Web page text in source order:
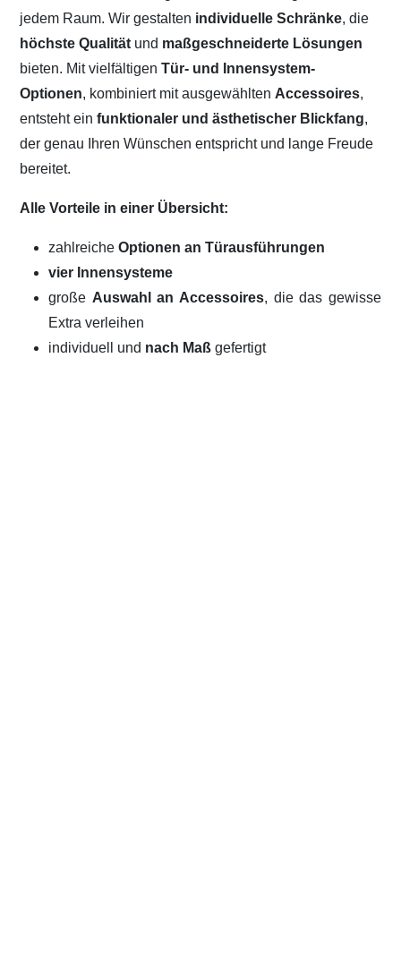
jedem Raum. Wir gestalten individuelle Schränke, die
höchste Qualität und maßgeschneiderte Lösungen
bieten. Mit vielfältigenTür- und Innensystem-
Optionen, kombiniert mit ausgewählten Accessoires,
entsteht einfunktionaler und ästhetischer Blickfang,
der genau Ihren Wünschen entspricht und lange Freude
bereitet.
Alle Vorteile in einer Übersicht:
zahlreicheOptionen an Türausführungen
vier Innensysteme
große Auswahl an Accessoires, die das gewisse
Extra verleihen
individuell und nach Maßgefertigt